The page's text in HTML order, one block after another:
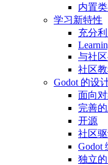
内置
学习新特性
充分
与社
社区
Godot 的设
面向
完善
开源
社区
Godot
独立